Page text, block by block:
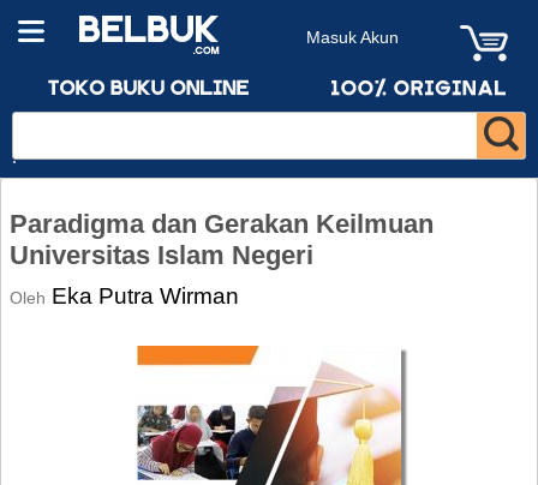
Masuk Akun
Paradigma dan Gerakan Keilmuan
Universitas Islam Negeri
Oleh Eka Putra Wirman